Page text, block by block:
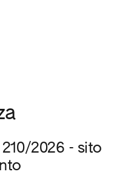
210/2026 - sito